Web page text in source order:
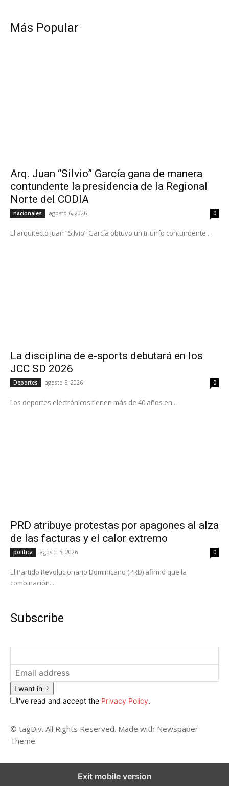
Más Popular
Arq. Juan “Silvio” García gana de manera
contundente la presidencia de la Regional
Norte del CODIA
nacionales agosto 6, 2026 0
El arquitecto Juan “Silvio” García obtuvo un triunfo contundente...
La disciplina de e-sports debutará en los
JCC SD 2026
Deportes agosto 5, 2026 0
Los deportes electrónicos tienen más de 40 años en...
PRD atribuye protestas por apagones al alza
de las facturas y el calor extremo
política agosto 5, 2026 0
El Partido Revolucionario Dominicano (PRD) afirmó que la
combinación...
Subscribe
I want in
I've read and accept the Privacy Policy.
© tagDiv. All Rights Reserved. Made with Newspaper
Theme.
Exit mobile version